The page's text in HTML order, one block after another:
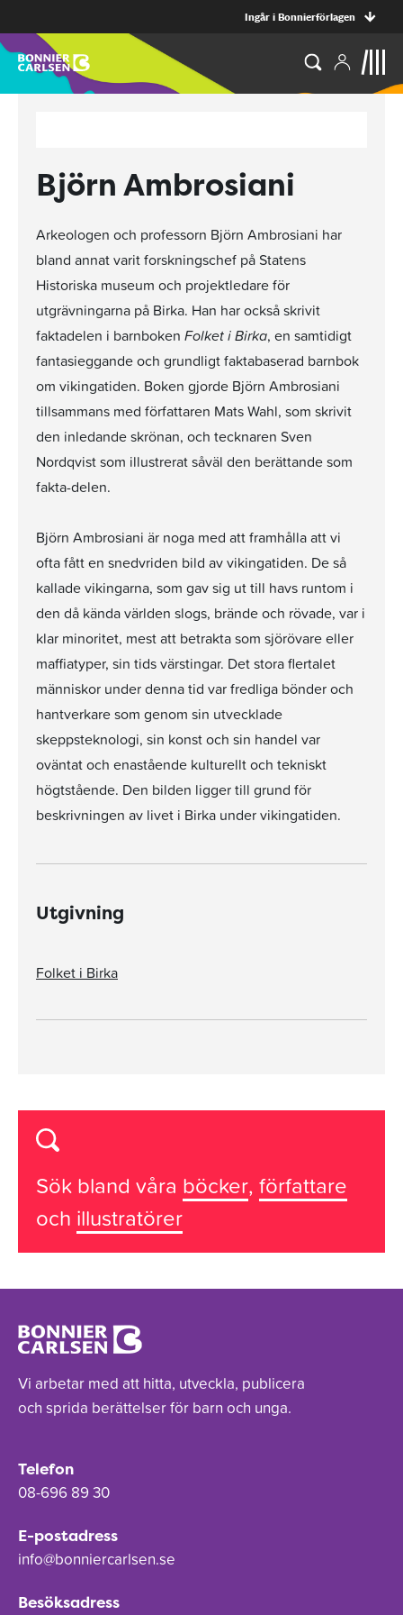
Ingår i Bonnierförlagen
Björn Ambrosiani
Arkeologen och professorn Björn Ambrosiani har
bland annat varit forskningschef på Statens
Historiska museum och projektledare för
utgrävningarna på Birka. Han har också skrivit
faktadelen i barnboken Folket i Birka, en samtidigt
fantasieggande och grundligt faktabaserad barnbok
om vikingatiden. Boken gjorde Björn Ambrosiani
tillsammans med författaren Mats Wahl, som skrivit
den inledande skrönan, och tecknaren Sven
Nordqvist som illustrerat såväl den berättande som
fakta-delen.
Björn Ambrosiani är noga med att framhålla att vi
ofta fått en snedvriden bild av vikingatiden. De så
kallade vikingarna, som gav sig ut till havs runtom i
den då kända världen slogs, brände och rövade, var i
klar minoritet, mest att betrakta som sjörövare eller
maffiatyper, sin tids värstingar. Det stora flertalet
människor under denna tid var fredliga bönder och
hantverkare som genom sin utvecklade
skeppsteknologi, sin konst och sin handel var
oväntat och enastående kulturellt och tekniskt
högtstående. Den bilden ligger till grund för
beskrivningen av livet i Birka under vikingatiden.
Utgivning
Folket i Birka
Sök bland våra böcker, författare
och illustratörer
Vi arbetar med att hitta, utveckla, publicera
och sprida berättelser för barn och unga.
Telefon
08-696 89 30
E-postadress
info@bonniercarlsen.se
Besöksadress